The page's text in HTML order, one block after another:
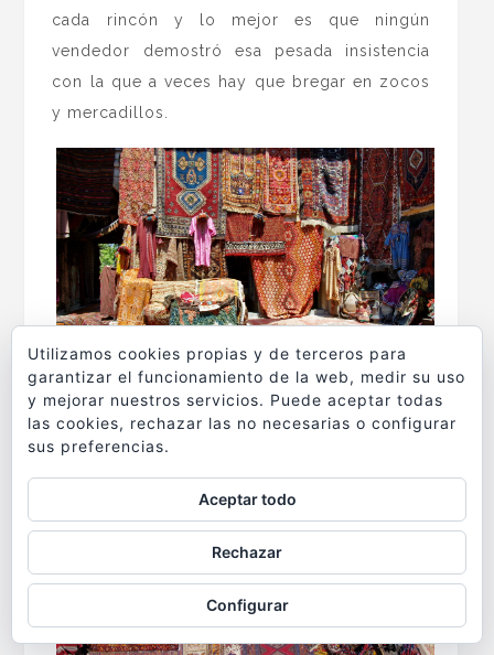
cada rincón y lo mejor es que ningún
vendedor demostró esa pesada insistencia
con la que a veces hay que bregar en zocos
y mercadillos.
Utilizamos cookies propias y de terceros para
garantizar el funcionamiento de la web, medir su uso
y mejorar nuestros servicios. Puede aceptar todas
las cookies, rechazar las no necesarias o configurar
sus preferencias.
Aceptar todo
Rechazar
Configurar